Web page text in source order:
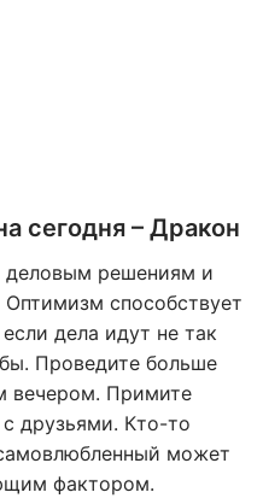
сегодня – Дракон
деловым решениям и
способствует
дела идут не так
Проведите больше
вечером. Примите
друзьями. Кто-то
может
фактором.